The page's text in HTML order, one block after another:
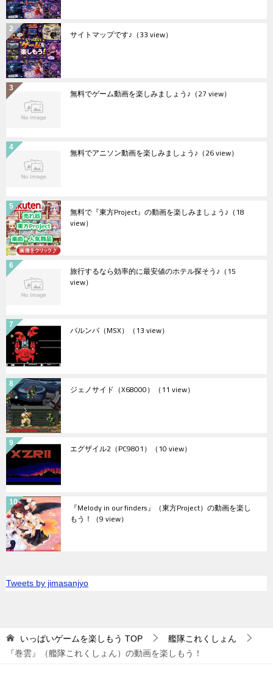
サイトマップです♪ （33 view）
無料でゲーム動画を楽しみましょう♪ （27 view）
無料でアニソン動画を楽しみましょう♪ （26 view）
無料で『東方Project』の動画を楽しみましょう♪ （18
view）
旅行するなら効率的に最安値のホテル探そう♪ （15
view）
バルンバ（MSX） （13 view）
ジェノサイド（X68000） （11 view）
エグザイル2（PC9801） （10 view）
『Melody in our finders』（東方Project）の動画を楽し
もう！ （9 view）
Tweets by jimasanjyo
いっぱいゲームを楽しもう TOP
艦隊これくしょん
『巻雲』（艦隊これくしょん）の動画を楽しもう！